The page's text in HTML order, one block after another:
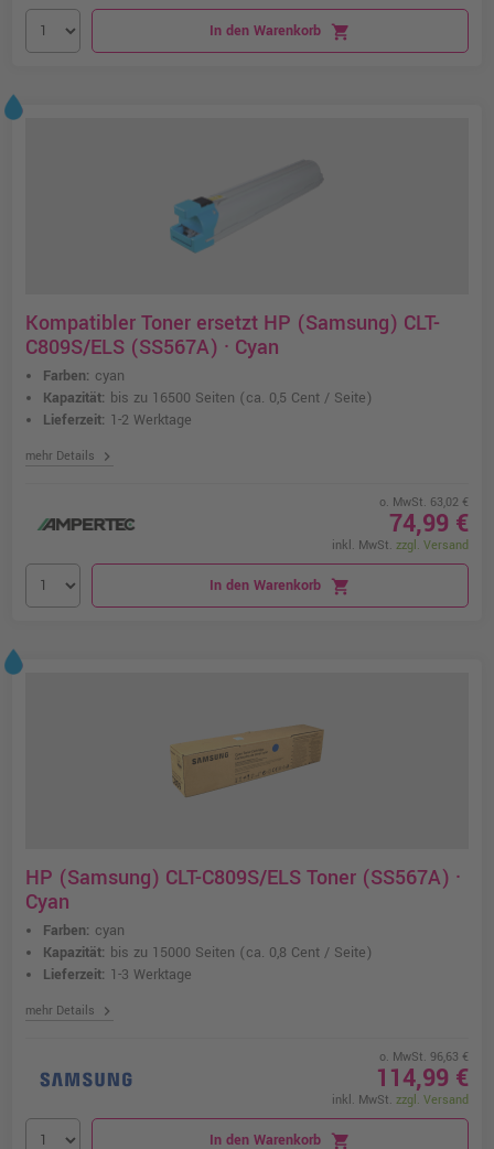
In den Warenkorb shopping_cart
Kompatibler Toner ersetzt HP (Samsung) CLT-
C809S/ELS (SS567A) · Cyan
Farben: cyan
Kapazität: bis zu 16500 Seiten (ca. 0,5 Cent / Seite)
Lieferzeit: 1-2 Werktage
mehr Details chevron_right
o. MwSt. 63,02 €
74,99 €
inkl. MwSt. zzgl. Versand
In den Warenkorb shopping_cart
HP (Samsung) CLT-C809S/ELS Toner (SS567A) ·
Cyan
Farben: cyan
Kapazität: bis zu 15000 Seiten (ca. 0,8 Cent / Seite)
Lieferzeit: 1-3 Werktage
mehr Details chevron_right
o. MwSt. 96,63 €
114,99 €
inkl. MwSt. zzgl. Versand
In den Warenkorb shopping_cart